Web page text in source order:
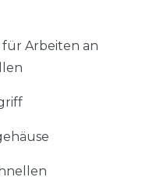
für Arbeiten an